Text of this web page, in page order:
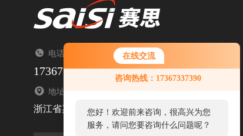
在线交流
咨询热线：17367337390
您好！欢迎前来咨询，很高兴为您
服务，请问您要咨询什么问题呢？
电话：TEL（来电请告知来自智能制造网）
17367337390
地址：ADDRESS
浙江省嘉兴市南湖区顺泽路1376号